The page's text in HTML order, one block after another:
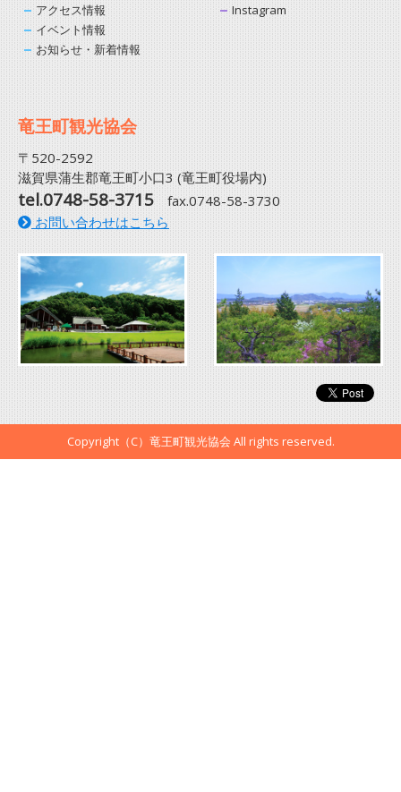
アクセス情報
イベント情報
お知らせ・新着情報
Instagram
竜王町観光協会
〒520-2592
滋賀県蒲生郡竜王町小口3 (竜王町役場内)
tel.0748-58-3715 fax.0748-58-3730
お問い合わせはこちら
Copyright（C）竜王町観光協会 All rights reserved.